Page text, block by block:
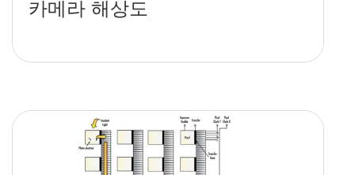
카메라 해상도